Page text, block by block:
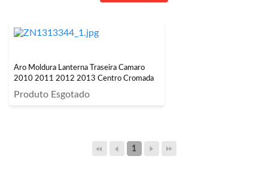
Aro Moldura Lanterna Traseira Camaro
2010 2011 2012 2013 Centro Cromada
Produto Esgotado
1